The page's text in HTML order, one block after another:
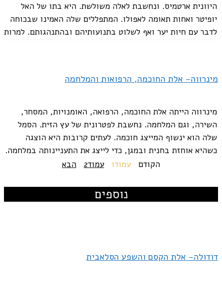
היוונית ארטמיס. ונחשבת לאלה משולשת. היא בתו של האל
יופיטר ואחות תאומה לאפולו. המתפללים שלה האמינו שבכוחה
לדבר עם חיות יער ואף לשלוט בתנועותיהם ובהתנהגותם. למרות
מינרווה- אלת החוכמה, הרפואות והמלחמה
מינרווה הייתה אלת החוכמה, הרפואה, האומנויות, המסחר,
השירה, וגם המלחמה. נחשבת לפטרונית של עץ הזית. הסמל
שלה הוא ינשוף המייצג חוכמה. לעתים קרובות היא הוצגה
כשהיא אוחזת בחנית ובמגן, כדי לייצג את התעניינותה במלחמה.
אך לעתים קרובות ניתן למצוא אותה...
הקודם עמוד1 עמוד2 הבא
נוספים
דודולה- אלת הקסם והשפע הסלאבית